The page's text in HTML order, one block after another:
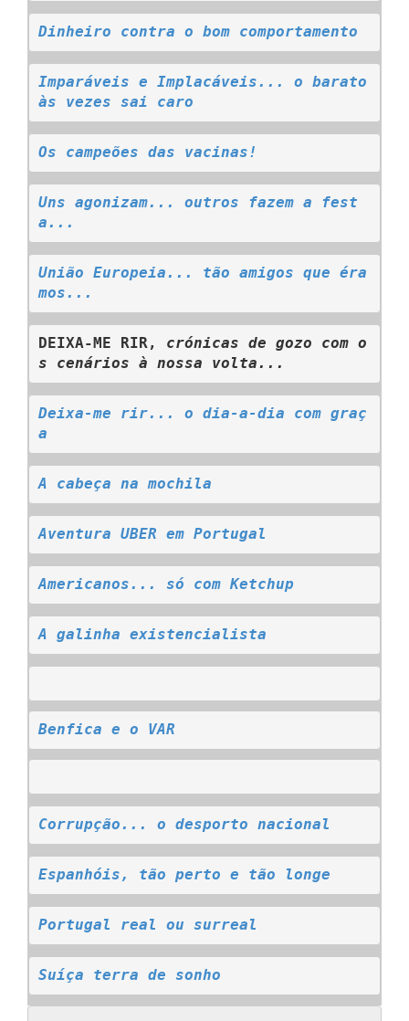
Dinheiro contra o bom comportamento
Imparáveis e Implacáveis... o barato
às vezes sai caro
Os campeões das vacinas!
Uns agonizam... outros fazem a fest
a...
União Europeia... tão amigos que éra
mos...
DEIXA-ME RIR, crónicas de gozo com o
s cenários à nossa volta...
Deixa-me rir... o dia-a-dia com graç
a
A cabeça na mochila
Aventura UBER em Portugal
Americanos... só com Ketchup
A galinha existencialista
Benfica e o VAR
Corrupção... o desporto nacional
Espanhóis, tão perto e tão longe
Portugal real ou surreal
Suíça terra de sonho